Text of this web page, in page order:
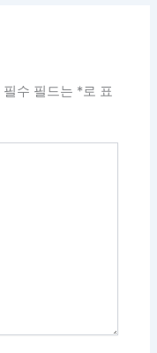
필수 필드는 *로 표